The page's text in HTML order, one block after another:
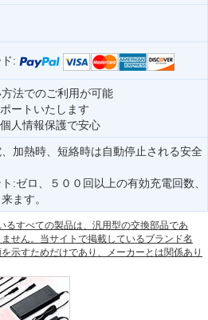
:
法でのご利用が可能
ートいたします
人情報保護で安心
加熱時、短絡時は自動停止される安全
:ゼロ、５００回以上の有効充電回数、
ます。
るすべての製品は、汎用型の交換部品であ
せん。当サイトで掲載しているブランド名
示すためだけであり、メーカーとは関係あり